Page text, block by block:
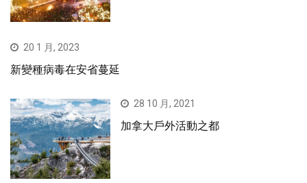
20 1 月, 2023
新變種病毒在安省蔓延
28 10 月, 2021
加拿大戶外活動之都